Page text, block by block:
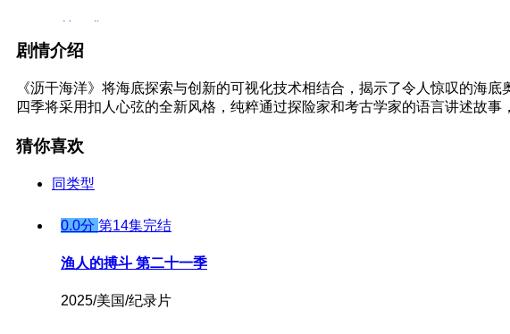
剧情介绍
《沥干海洋》将海底探索与创新的可视化技术相结合，揭示了令人惊叹的海
四季将采用扣人心弦的全新风格，纯粹通过探险家和考古学家的语言讲述故事
猜你喜欢
同类型
0.0分 第14集完结
渔人的搏斗 第二十一季
2025/美国/纪录片